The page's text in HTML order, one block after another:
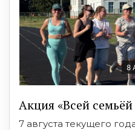
8
Акция «Всей
7 августа текущего